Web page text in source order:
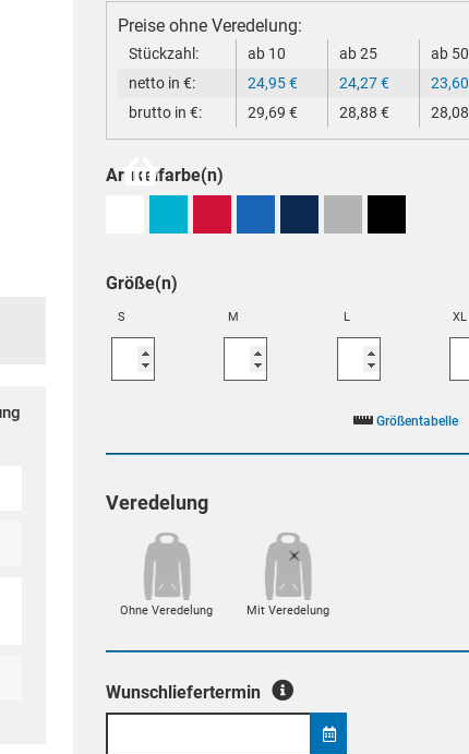
Preise ohne Veredelung:
Stückzahl: ab 10 ab 25 ab 50
netto in €:
24,95€ 24,27€ 23,60
brutto in €:
29,69 € 28,88 € 28,08
Artikelfarbe(n)
Größe(n)
S M L XL
Größentabelle
Veredelung
Ohne Veredelung Mit Veredelung
Wunschliefertermin